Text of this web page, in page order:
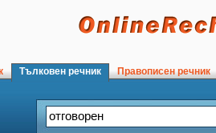
Тълковен речник Правописен речник